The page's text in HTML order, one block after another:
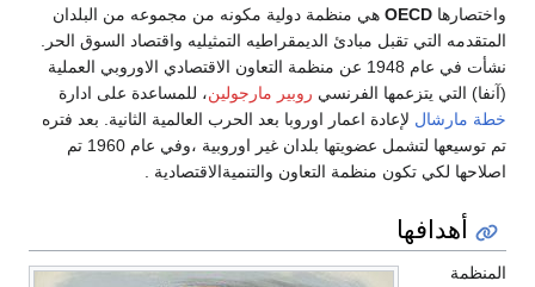
واختصارها OECD هي منظمة دولية مكونه من مجموعه من البلدان
المتقدمه التي تقبل مبادئ الديمقراطيه التمثيليه واقتصاد السوق الحر.
نشأت في عام 1948 عن منظمة التعاون الاقتصادي الاوروبي العملية
(آنفا) التي يتزعمها الفرنسي روبير مارجولين، للمساعدة على ادارة
خطة مارشال لإعادة اعمار اوروبا بعد الحرب العالمية الثانية. بعد فتره
تم توسيعها لتشمل عضويتها بلدان غير اوروبية ،وفي عام 1960 تم
اصلاحها لكي تكون منظمة التعاون والتنميةالاقتصادية .
أهدافها
المنظمة